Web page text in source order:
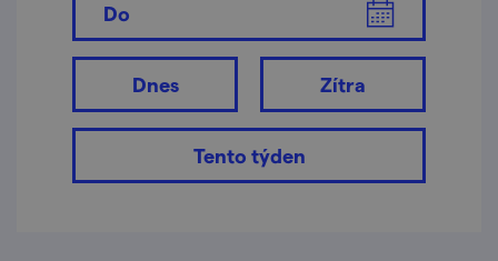
Do
Dnes Zítra
Tento týden